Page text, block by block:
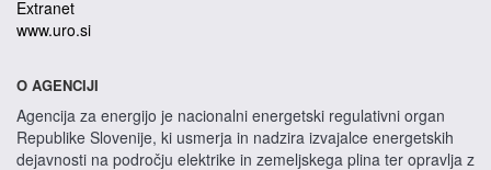
Extranet
www.uro.si
O AGENCIJI
Agencija za energijo je nacionalni energetski regulativni organ
Republike Slovenije, ki usmerja in nadzira izvajalce energetskih
dejavnosti na področju elektrike in zemeljskega plina ter opravlja z